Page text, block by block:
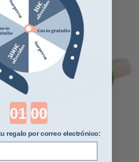
Countdown ends in:
regalo por correo electrónico: